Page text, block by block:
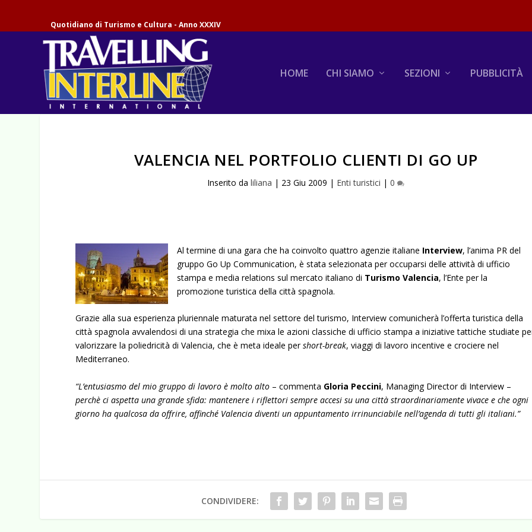
Quotidiano di Turismo e Cultura - Anno XXXIV
HOME CHI SIAMO SEZIONI PUBBLICITÀ
VALENCIA NEL PORTFOLIO CLIENTI DI GO UP
Inserito da liliana | 23 Giu 2009 | Enti turistici | 0
Al termine di una gara che ha coinvolto quattro agenzie italiane Interview, l’anima PR del
gruppo Go Up Communication, è stata selezionata per occuparsi delle attività di ufficio
stampa e media relations sul mercato italiano di Turismo Valencia, l’Ente per la
promozione turistica della città spagnola.
Grazie alla sua esperienza pluriennale maturata nel settore del turismo, Interview comunicherà l’offerta turistica della
città spagnola avvalendosi di una strategia che mixa le azioni classiche di ufficio stampa a iniziative tattiche studiate
valorizzare la poliedricità di Valencia, che è meta ideale pershort-break, viaggi di lavoro incentive e crociere nel
Mediterraneo.
“L’entusiasmo del mio gruppo di lavoro è molto alto – commenta Gloria Peccini, Managing Director di Interview –
perchè ci aspetta una grande sfida: mantenere i riflettori sempre accesi su una città straordinariamente vivace e che ogni
giorno ha qualcosa da offrire, affinché Valencia diventi un appuntamento irrinunciabile nell’agenda di tutti gli italiani.”
CONDIVIDERE: